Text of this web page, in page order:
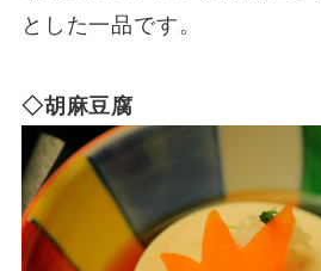
とした一品です。
◇胡麻豆腐